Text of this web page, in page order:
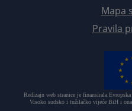
Mapa
Pravila
Redizajn web stranice je finansirala
Visoko sudsko i tužilačko vijeće BiH i ona